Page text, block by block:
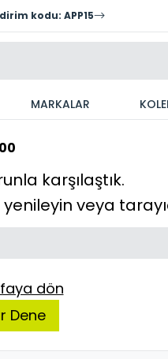
kodu: APP15
MARKALAR
karşılaştık.
veya
dön
Dene